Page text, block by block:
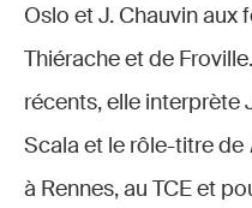
Oslo et J. Chauvin aux
Thiérache et de
récents, elle interprète
Scala et le rôle-titre de
à Rennes, au TCE et